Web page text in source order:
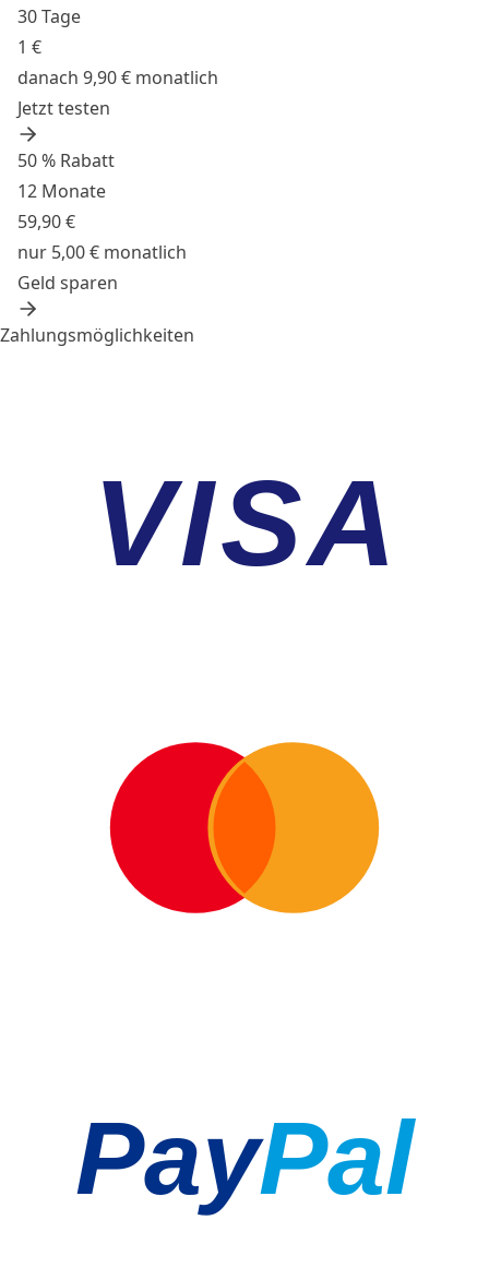
30 Tage
1 €
danach 9,90 € monatlich
Jetzt testen
50 % Rabatt
12 Monate
59,90 €
nur 5,00 € monatlich
Geld sparen
Zahlungsmöglichkeiten
VISA
PayPal